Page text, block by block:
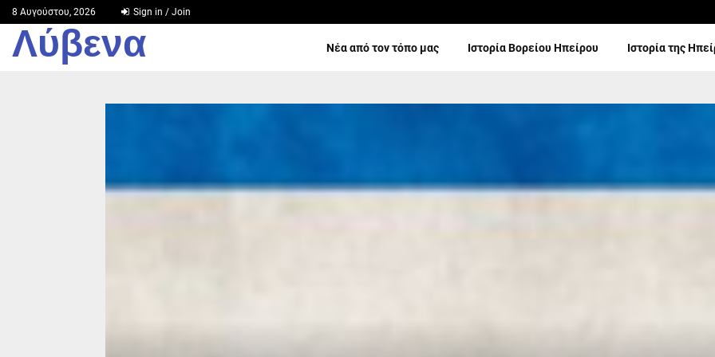
8 Αυγούστου, 2026 Sign in / Join
Λύβενα Νέα από τον τόπο μας Ιστορία Βορείου Ηπείρου Ιστορία της